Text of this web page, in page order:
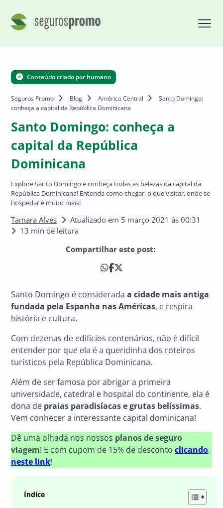
Conteúdo criado por humano
Seguros Promo Blog América Central
Santo Domingo:
conheça a capital da República Dominicana
Santo Domingo: conheça a
capital da República
Dominicana
Explore Santo Domingo e conheça todas as belezas da capital da
República Dominicana! Entenda como chegar, o que visitar, onde se
hospedar e muito mais!
Tamara Alves
Atualizado em 5 março 2021 às 00:31
13 min de leitura
Compartilhar este post:
Santo Domingo é consideradaa cidade mais antiga
fundada pela Espanha nas Américas, e respira
história e cultura.
Com dezenas de edifícios centenários, não é difícil
entender por que ela é a queridinha dos roteiros
turísticos pela República Dominicana.
Além de ser famosa por abrigar a primeira
universidade, catedral e hospital do continente, ela é
dona de praias paradisíacas e grutas belíssimas.
Vem conhecer a interessante capital dominicana!
Dê uma olhada nos nossos planos de seguro
viagem! E com cupom de 15% de descontoclicando
neste link!
Índice